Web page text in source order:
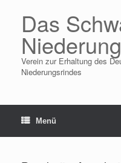
springenDas
Verein zur Erhaltung des
Niederungsrindes
Menü